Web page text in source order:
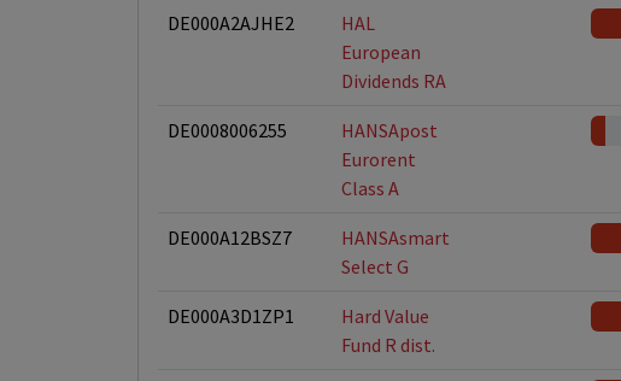
DE000A2AJHE2
HAL
European
Dividends RA
DE0008006255
HANSApost
Eurorent
Class A
DE000A12BSZ7
HANSAsmart
Select G
DE000A3D1ZP1
Hard Value
Fund R dist.